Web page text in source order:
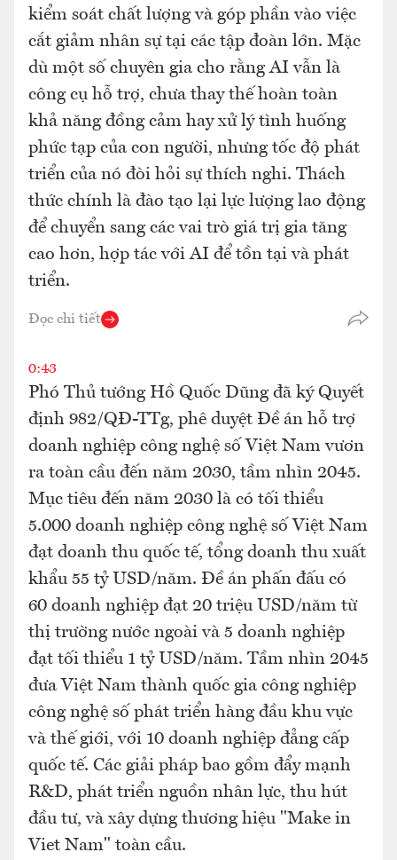
kiểm soát chất lượng và góp phần vào việc
cắt giảm nhân sự tại các tập đoàn lớn. Mặc
dù một số chuyên gia cho rằng AI vẫn là
công cụ hỗ trợ, chưa thay thế hoàn toàn
khả năng đồng cảm hay xử lý tình huống
phức tạp của con người, nhưng tốc độ phát
triển của nó đòi hỏi sự thích nghi. Thách
thức chính là đào tạo lại lực lượng lao động
để chuyển sang các vai trò giá trị gia tăng
cao hơn, hợp tác với AI để tồn tại và phát
triển.
Đọc chi tiết
0:43
Phó Thủ tướng Hồ Quốc Dũng đã ký Quyết
định 982/QĐ-TTg, phê duyệt Đề án hỗ trợ
doanh nghiệp công nghệ số Việt Nam vươn
ra toàn cầu đến năm 2030, tầm nhìn 2045.
Mục tiêu đến năm 2030 là có tối thiểu
5.000 doanh nghiệp công nghệ số Việt Nam
đạt doanh thu quốc tế, tổng doanh thu xuất
khẩu 55 tỷ USD/năm. Đề án phấn đấu có
60 doanh nghiệp đạt 20 triệu USD/năm từ
thị trường nước ngoài và 5 doanh nghiệp
đạt tối thiểu 1 tỷ USD/năm. Tầm nhìn 2045
đưa Việt Nam thành quốc gia công nghiệp
công nghệ số phát triển hàng đầu khu vực
và thế giới, với 10 doanh nghiệp đẳng cấp
quốc tế. Các giải pháp bao gồm đẩy mạnh
R&D, phát triển nguồn nhân lực, thu hút
đầu tư, và xây dựng thương hiệu "Make in
Viet Nam" toàn cầu.